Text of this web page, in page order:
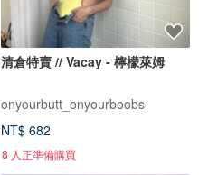
清倉特賣 // Vacay - 檸檬萊姆
onyourbutt_onyourboobs
NT$ 682
8 人正準備購買